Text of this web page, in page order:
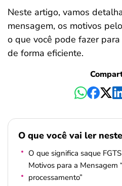
Neste artigo, vamos
mensagem, os motivos
o que você pode fazer
de forma eficiente.
O que você vai ler
O que significa saque
Motivos para a Mensagem
processamento”